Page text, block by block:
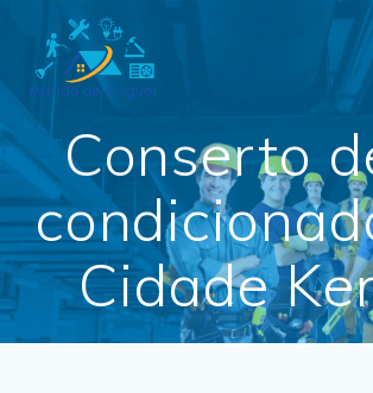
Conserto
Cidade